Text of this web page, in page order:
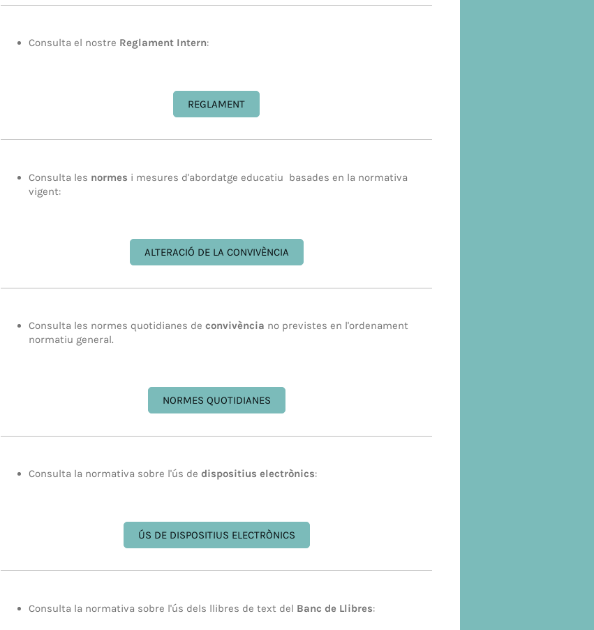
Consulta el nostre Reglament Intern:
REGLAMENT
Consulta les normes i mesures d'abordatge educatiu basades en la normativa
vigent:
ALTERACIÓ DE LA CONVIVÈNCIA
Consulta les normes quotidianes deconvivència no previstes en l'ordenament
normatiu general.
NORMES QUOTIDIANES
Consulta la normativa sobre l'ús dedispositius electrònics:
ÚS DE DISPOSITIUS ELECTRÒNICS
Consulta la normativa sobre l'ús dels llibres de text del Banc de Llibres: